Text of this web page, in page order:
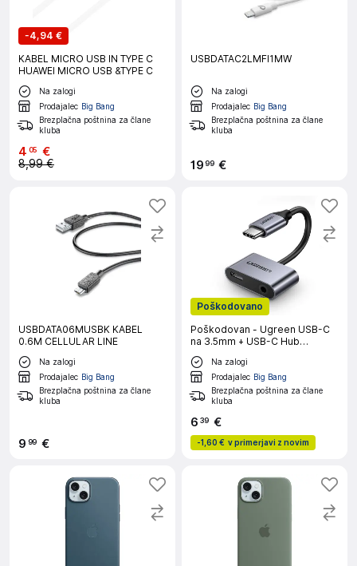
-4,94 €
KABEL MICRO USB IN TYPE C
HUAWEI MICRO USB &TYPE C
Na zalogi
Prodajalec Big Bang
Brezplačna poštnina za člane
kluba
4 05 €
8,99 €
USBDATAC2LMFI1MW
Na zalogi
Prodajalec Big Bang
Brezplačna poštnina za člane
kluba
1999 €
USBDATA06MUSBK KABEL
0.6M CELLULAR LINE
Na zalogi
Prodajalec Big Bang
Brezplačna poštnina za člane
kluba
9 99 €
Poškodovano
Poškodovan - Ugreen USB-C
na 3.5mm + USB-C Hub
Adapter
Na zalogi
Prodajalec Big Bang
Brezplačna poštnina za člane
kluba
6 39 €
-1,60 € v primerjavi z novim